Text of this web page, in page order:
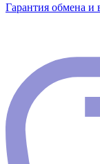
Гарантия обмена и